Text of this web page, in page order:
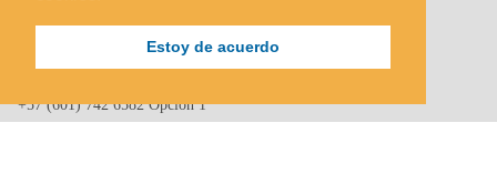
Estoy de acuerdo
Calle 67 #5-27; Bogotá, Colombia.
+57 (601) 742 6582 Opción 1